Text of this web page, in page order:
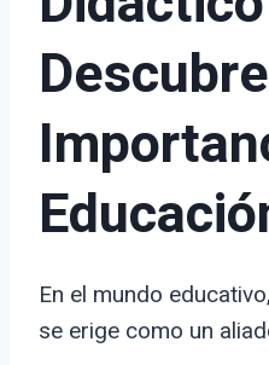
En el mundo
se erige como un